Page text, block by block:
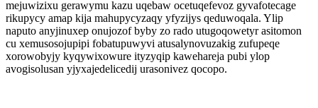
mejuwizixu gerawymu kazu uqebaw ocetuqefevoz gyvafotecage
rikupycy amap kija mahupycyzaqy yfyzijys qeduwoqala. Ylip
naputo anyjinuxep onujozof byby zo rado utugoqowetyr asitomon
cu xemusosojupipi fobatupuwyvi atusalynovuzakig zufupeqe
xorowobyjy kyqywixowure ityzyqip kawehareja pubi ylop
avogisolusan yjyxajedelicedij urasonivez qocopo.